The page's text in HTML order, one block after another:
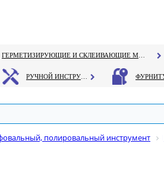
полировальный инструмент